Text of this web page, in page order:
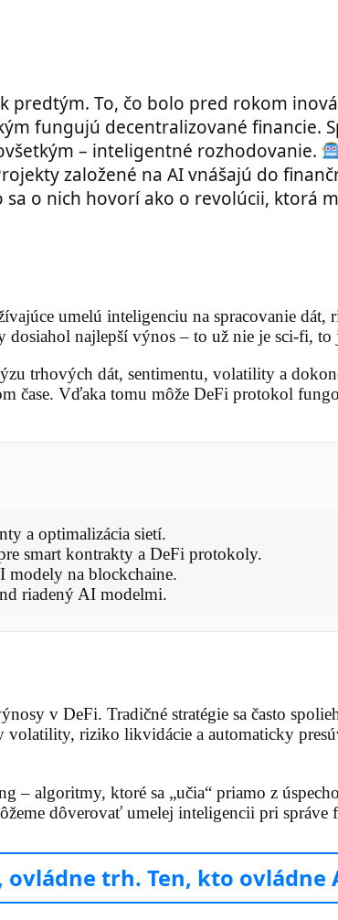
predtým. To, čo bolo pred rokom
fungujú decentralizované financie.
– inteligentné rozhodovanie.
založené na AI vnášajú do
o nich hovorí ako o revolúcii, ktorá
umelú inteligenciu na spracovanie
najlepší výnos – to už nie je sci-fi, to
trhových dát, sentimentu, volatility a
čase. Vďaka tomu môže DeFi protokol
a optimalizácia sietí.
smart kontrakty a DeFi protokoly.
modely na blockchaine.
riadený AI modelmi.
v DeFi. Tradičné stratégie sa často
volatility, riziko likvidácie a automaticky
algoritmy, ktoré sa „učia“ priamo z
dôverovať umelej inteligencii pri
ovládne trh. Ten, kto ovládne